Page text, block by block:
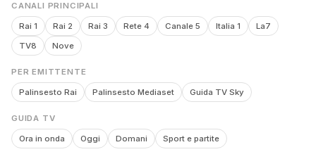
CANALI PRINCIPALI
Rai 1 Rai 2 Rai 3 Rete 4 Canale 5 Italia 1
La7
TV8
Nove
PER EMITTENTE
Palinsesto Rai Palinsesto Mediaset Guida TV Sky
GUIDA TV
Ora in onda Oggi Domani Sport e partite